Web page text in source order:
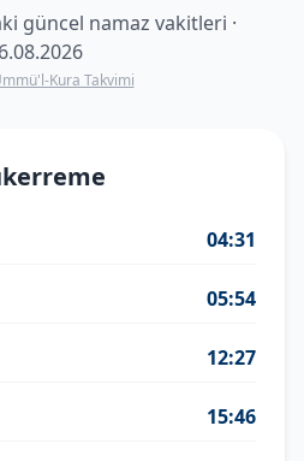
güncel namaz vakitleri ·
Kura Takvimi
04:31
05:54
12:27
15:46